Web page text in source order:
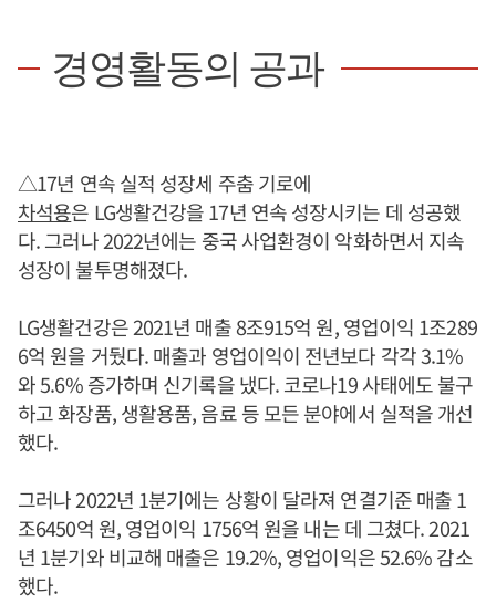
경영활동의 공과
△17년 연속 실적 성장세 주춤 기로에
차석용은 LG생활건강을 17년 연속 성장시키는 데 성공했
다. 그러나 2022년에는 중국 사업환경이 악화하면서 지속
성장이 불투명해졌다.
LG생활건강은 2021년 매출 8조915억 원, 영업이익 1조289
6억 원을 거뒀다. 매출과 영업이익이 전년보다 각각 3.1%
와 5.6% 증가하며 신기록을 냈다. 코로나19 사태에도 불구
하고 화장품, 생활용품, 음료 등 모든 분야에서 실적을 개선
했다.
그러나 2022년 1분기에는 상황이 달라져 연결기준 매출 1
조6450억 원, 영업이익 1756억 원을 내는 데 그쳤다. 2021
년 1분기와 비교해 매출은 19.2%, 영업이익은 52.6% 감소
했다.